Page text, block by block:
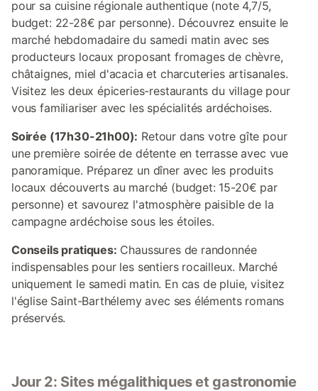
pour sa cuisine régionale authentique (note 4,7/5,
budget: 22-28€ par personne). Découvrez ensuite le
marché hebdomadaire du samedi matin avec ses
producteurs locaux proposant fromages de chèvre,
châtaignes, miel d'acacia et charcuteries artisanales.
Visitez les deux épiceries-restaurants du village pour
vous familiariser avec les spécialités ardéchoises.
Soirée (17h30-21h00): Retour dans votre gîte pour
une première soirée de détente en terrasse avec vue
panoramique. Préparez un dîner avec les produits
locaux découverts au marché (budget: 15-20€ par
personne) et savourez l'atmosphère paisible de la
campagne ardéchoise sous les étoiles.
Conseils pratiques: Chaussures de randonnée
indispensables pour les sentiers rocailleux. Marché
uniquement le samedi matin. En cas de pluie, visitez
l'église Saint-Barthélemy avec ses éléments romans
préservés.
Jour 2: Sites mégalithiques et gastronomie